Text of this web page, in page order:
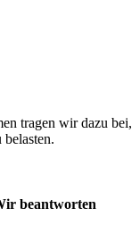
tragen wir dazu bei,
beantworten